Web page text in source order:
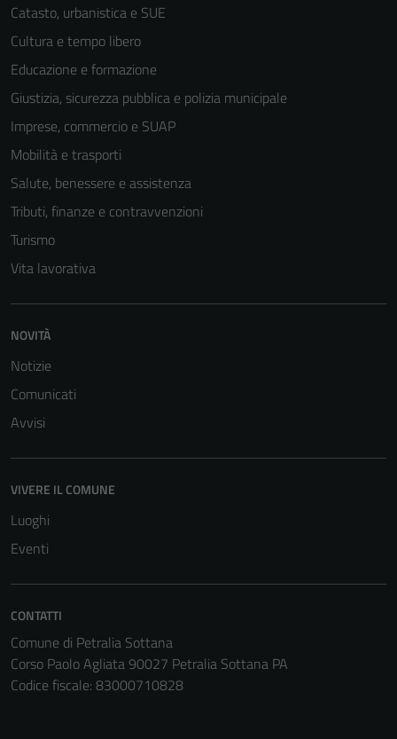
Catasto, urbanistica e SUE
Cultura e tempo libero
Educazione e formazione
Giustizia, sicurezza pubblica e polizia municipale
Imprese, commercio e SUAP
Mobilità e trasporti
Salute, benessere e assistenza
Tributi, finanze e contravvenzioni
Turismo
Vita lavorativa
NOVITÀ
Notizie
Comunicati
Avvisi
VIVERE IL COMUNE
Luoghi
Eventi
CONTATTI
Comune di Petralia Sottana
Corso Paolo Agliata 90027 Petralia Sottana PA
Codice fiscale: 83000710828
sono necessari